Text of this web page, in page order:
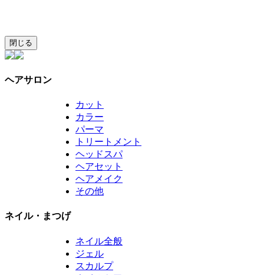
閉じる
ヘアサロン
カット
カラー
パーマ
トリートメント
ヘッドスパ
ヘアセット
ヘアメイク
その他
ネイル・まつげ
ネイル全般
ジェル
スカルプ